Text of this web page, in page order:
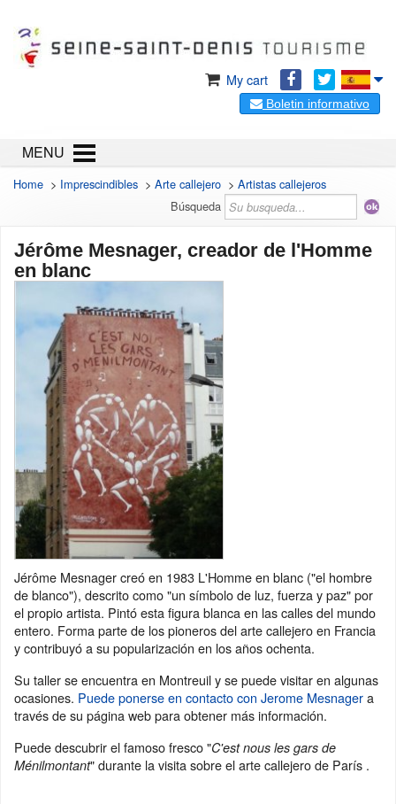
My cart
Boletin informativo
MENU
Home > Imprescindibles > Arte callejero > Artistas callejeros
Búsqueda
Jérôme Mesnager, creador de l'Homme
en blanc
Jérôme Mesnager creó en 1983 L'Homme en blanc ("el hombre
de blanco"), descrito como "un símbolo de luz, fuerza y paz" por
el propio artista. Pintó esta figura blanca en las calles del mundo
entero. Forma parte de los pioneros del arte callejero en Francia
y contribuyó a su popularización en los años ochenta.
Su taller se encuentra en Montreuil y se puede visitar en algunas
ocasiones. Puede ponerse en contacto con Jerome Mesnagera
través de su página web para obtener más información.
Puede descubrir el famoso fresco "C'est nous les gars de
Ménilmontant" durante la visita sobre el arte callejero de París .